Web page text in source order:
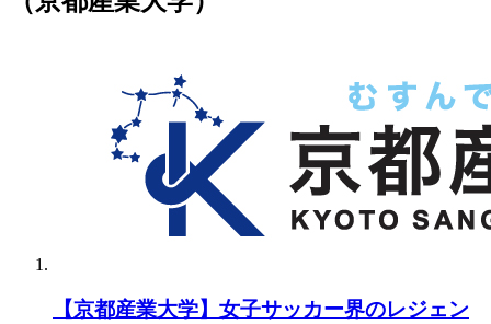
【京都産業大学】女子サッカー界のレジェン